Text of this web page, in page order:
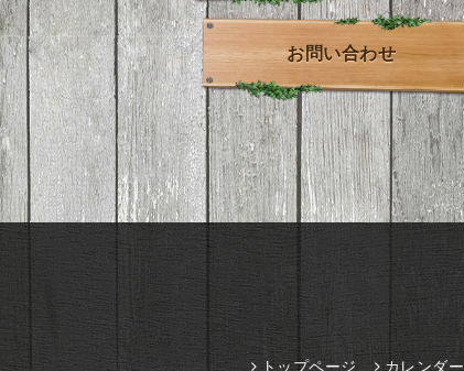
お問い合わせ
トップページ カレンダー